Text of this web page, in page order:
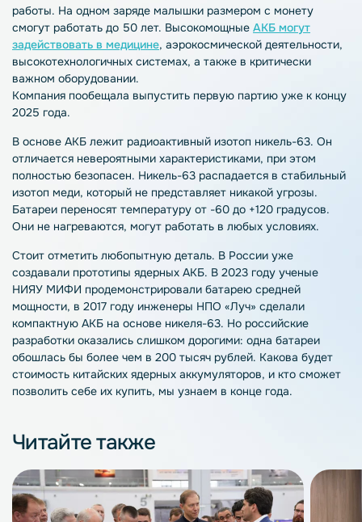
работы. На одном заряде малышки размером с монету
смогут работать до 50 лет. Высокомощные АКБ могут
задействовать в медицине, аэрокосмической деятельности,
высокотехнологичных системах, а также в критически
важном оборудовании.
Компания пообещала выпустить первую партию уже к концу
2025 года.
В основе АКБ лежит радиоактивный изотоп никель-63. Он
отличается невероятными характеристиками, при этом
полностью безопасен. Никель-63 распадается в стабильный
изотоп меди, который не представляет никакой угрозы.
Батареи переносят температуру от -60 до +120 градусов.
Они не нагреваются, могут работать в любых условиях.
Стоит отметить любопытную деталь. В России уже
создавали прототипы ядерных АКБ. В 2023 году ученые
НИЯУ МИФИ продемонстрировали батарею средней
мощности, в 2017 году инженеры НПО «Луч» сделали
компактную АКБ на основе никеля-63. Но российские
разработки оказались слишком дорогими: одна батареи
обошлась бы более чем в 200 тысяч рублей. Какова будет
стоимость китайских ядерных аккумуляторов, и кто сможет
позволить себе их купить, мы узнаем в конце года.
Читайте также